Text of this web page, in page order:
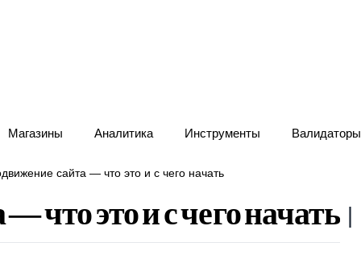
Магазины Аналитика Инструменты Валидаторы
сайта — что это и с чего начать
что это и с чего начать